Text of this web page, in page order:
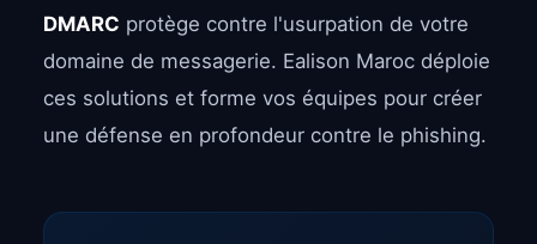
DMARC protège contre l'usurpation de votre
domaine de messagerie. Ealison Maroc déploie
ces solutions et forme vos équipes pour créer
une défense en profondeur contre le phishing.